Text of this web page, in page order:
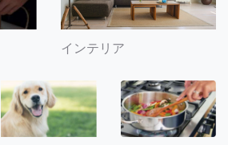
インテリア